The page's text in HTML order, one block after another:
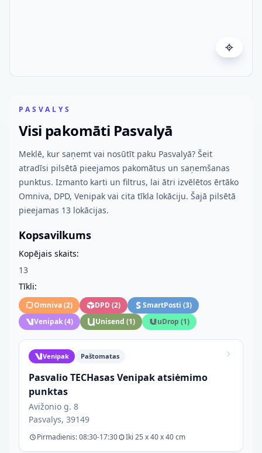
PASVALYS
Visi pakomāti Pasvalyā
Meklē, kur saņemt vai nosūtīt paku Pasvalyā? Šeit
atradīsi pilsētā pieejamos pakomātus un saņemšanas
punktus. Izmanto karti un filtrus, lai ātri izvēlētos ērtāko
Omniva, DPD, Venipak vai cita tīkla lokāciju. Šajā pilsētā
pieejamas 13 lokācijas.
Kopsavilkums
Kopējais skaits:
13
Tīkli:
Omniva(2) DPD(2) SmartPosti (3)
Venipak(4) Unisend (1) uDrop (1)
Venipak Paštomatas
Pasvalio TECHasas Venipak atsiėmimo
punktas
Avižonio g. 8
Pasvalys, 39149
Pirmadienis: 08:30-17:30 Iki 25 x 40 x 40 cm